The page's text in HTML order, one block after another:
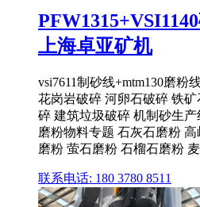
上海卓亚矿机
vsi7611制砂线+mtm130磨粉
花岗岩破碎 河卵石破碎 铁
碎 建筑垃圾破碎 机制砂生
磨粉物料专题 石灰石磨粉
磨粉 萤石磨粉 石榴石磨粉
联系电话: 180 3780 8511